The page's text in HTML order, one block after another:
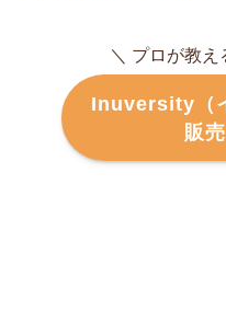
＼ プロが教え
Inuversity（
販